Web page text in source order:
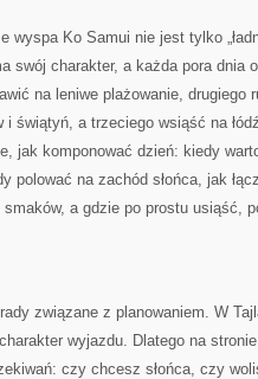
wyspa Ko Samui nie jest tylko
swój charakter, a każda pora dnia
na leniwe plażowanie, drugiego
świątyń, a trzeciego wsiąść na
jak komponować dzień: kiedy
polować na zachód słońca, jak
a gdzie po prostu usiąść,
związane z planowaniem. W
wyjazdu. Dlatego na
czy chcesz słońca, czy